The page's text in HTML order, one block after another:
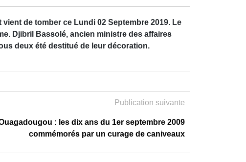
de tomber ce Lundi 02 Septembre 2019. Le
Djibril Bassolé, ancien ministre des affaires
deux été destitué de leur décoration.
Publication suivante
: les dix ans du 1er septembre 2009
commémorés par un curage de caniveaux